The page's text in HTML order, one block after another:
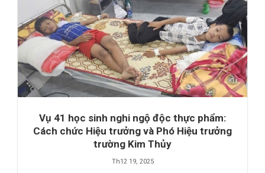
Vụ 41 học sinh nghi ngộ độc thực phẩm:
Cách chức Hiệu trưởng và Phó Hiệu trưởng
trường Kim Thủy
Th12 19, 2025